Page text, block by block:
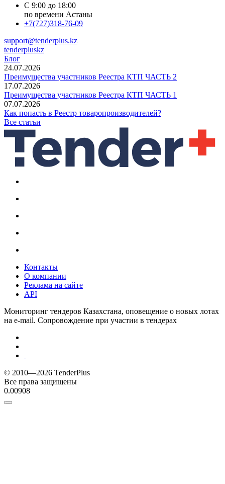
С 9:00 до 18:00
по времени Астаны
+7(727)318-76-09
support@tenderplus.kz
tenderpluskz
Блог
24.07.2026
Преимущества участников Реестра КТП ЧАСТЬ 2
17.07.2026
Преимущества участников Реестра КТП ЧАСТЬ 1
07.07.2026
Как попасть в Реестр товаропроизводителей?
Все статьи
Контакты
О компании
Реклама на сайте
API
Мониторинг тендеров Казахстана, оповещение о новых лотах
на e-mail. Сопровождение при участии в тендерах
© 2010—2026 TenderPlus
Все права защищены
0.00908